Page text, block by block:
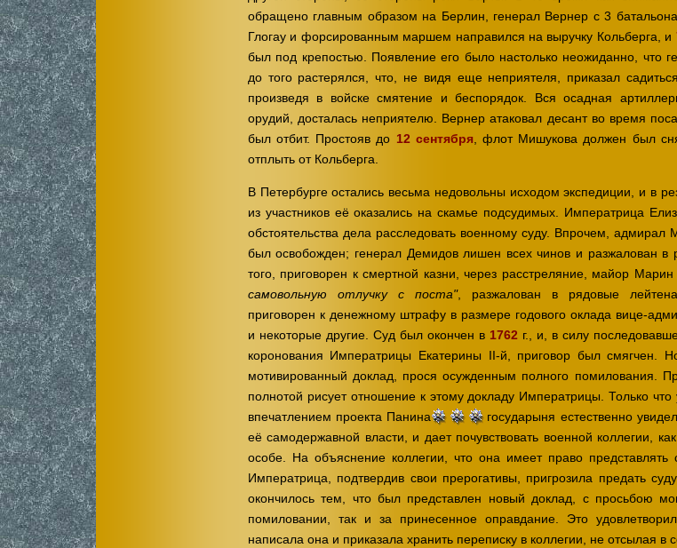
обращено главным образом на Берлин, генерал Вернер с 3
Глогау и форсированным маршем направился на выручку Кольберга, и
был под крепостью. Появление его было настолько неожиданно, что
до того растерялся, что, не видя еще неприятеля, приказал
произведя в войске смятение и беспорядок. Вся осадная
орудий, досталась неприятелю. Вернер атаковал десант во время
был отбит. Простояв до 12 сентября, флот Мишукова должен был
отплыть от Кольберга.
В Петербурге остались весьма недовольны исходом экспедиции, и в
из участников её оказались на скамье подсудимых. Императрица
обстоятельства дела расследовать военному суду. Впрочем, адмирал
был освобожден; генерал Демидов лишен всех чинов и разжалован в
того, приговорен к смертной казни, через расстреляние, майор Марин
самовольную отлучку с поста", разжалован в рядовые
приговорен к денежному штрафу в размере годового оклада вице-
и некоторые другие. Суд был окончен в 1762 г., и, в силу
коронования Императрицы Екатерины II-й, приговор был смягчен.
мотивированный доклад, прося осужденным полного помилования.
полнотой рисует отношение к этому докладу Императрицы. Только
впечатлением проекта Панина
государыня естественно
её самодержавной власти, и дает почувствовать военной коллегии,
особе. На объяснение коллегии, что она имеет право представлять
Императрица, подтвердив свои прерогативы, пригрозила предать
окончилось тем, что был представлен новый доклад, с просьбою
помиловании, так и за принесенное оправдание. Это
написала она и приказала хранить переписку в коллегии, не отсылая в